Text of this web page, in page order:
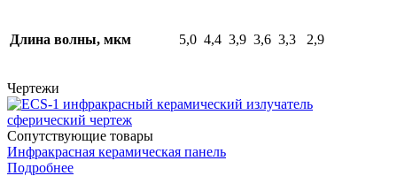
Длина волны, мкм 5,0 4,4 3,9 3,6 3,3 2,9
Чертежи
Сопутствующие товары
Инфракрасная керамическая панель
Подробнее